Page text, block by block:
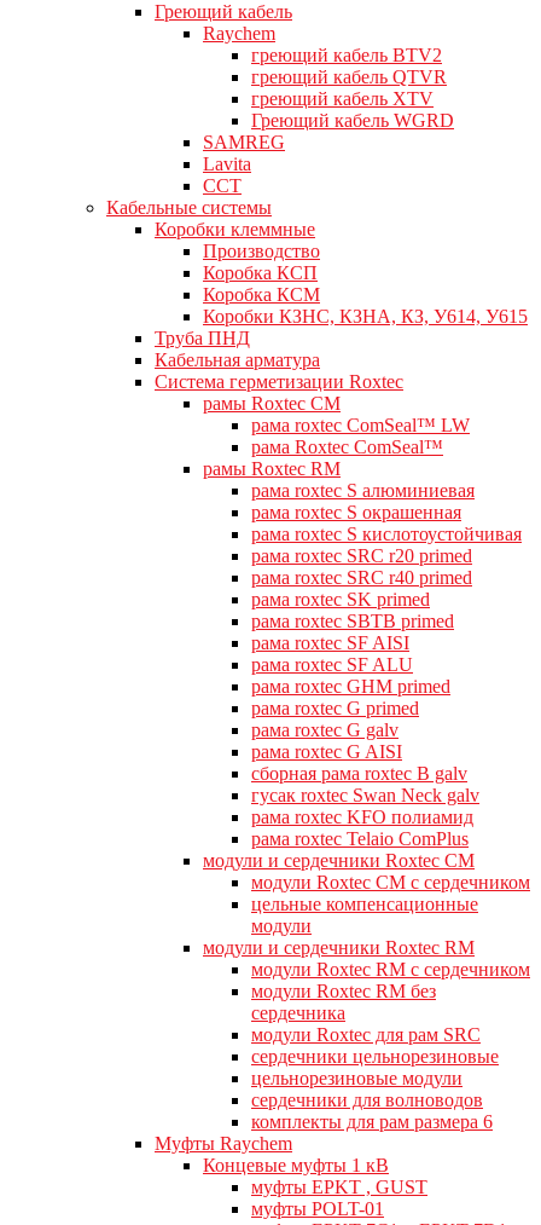
Греющий кабель
Raychem
греющий кабель BTV2
греющий кабель QTVR
греющий кабель XTV
Греющий кабель WGRD
SAMREG
Lavita
CCT
Кабельные системы
Коробки клеммные
Производство
Коробка КСП
Коробка КСМ
Коробки КЗНС, КЗНА, КЗ, У614, У615
Труба ПНД
Кабельная арматура
Система герметизации Roxtec
рамы Roxtec CM
рама roxtec ComSeal™ LW
рама Roxtec ComSeal™
рамы Roxtec RM
рама roxtec S алюминиевая
рама roxtec S окрашенная
рама roxtec S кислотоустойчивая
рама roxtec SRC r20 primed
рама roxtec SRC r40 primed
рама roxtec SK primed
рама roxtec SBTB primed
рама roxtec SF AISI
рама roxtec SF ALU
рама roxtec GHM primed
рама roxtec G primed
рама roxtec G galv
рама roxtec G AISI
сборная рама roxtec B galv
гусак roxtec Swan Neck galv
рама roxtec KFO полиамид
рама roxtec Telaio ComPlus
модули и сердечники Roxtec CM
модули Roxtec CM с сердечником
цельные компенсационные
модули
модули и сердечники Roxtec RM
модули Roxtec RM с сердечником
модули Roxtec RM без
сердечника
модули Roxtec для рам SRC
сердечники цельнорезиновые
цельнорезиновые модули
сердечники для волноводов
комплекты для рам размера 6
Муфты Raychem
Концевые муфты 1 кВ
муфты EPKT , GUST
муфты POLT-01